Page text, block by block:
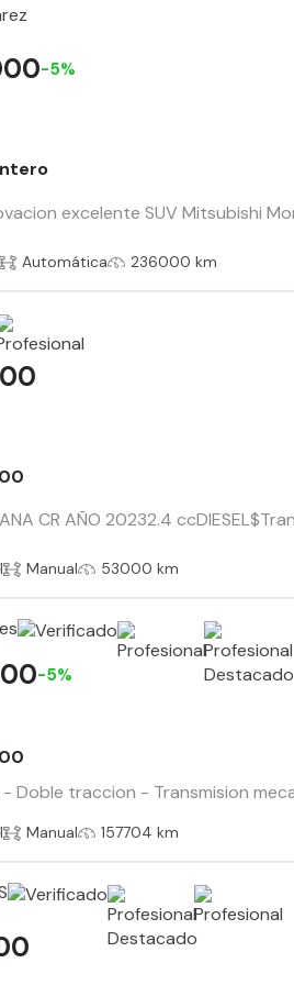
excelente SUV Mitsubishi
-5%
Automática 236000 km
CR AÑO 20232.4
Manual 53000 km
Doble traccion - Transmision
-5%
Manual 157704 km